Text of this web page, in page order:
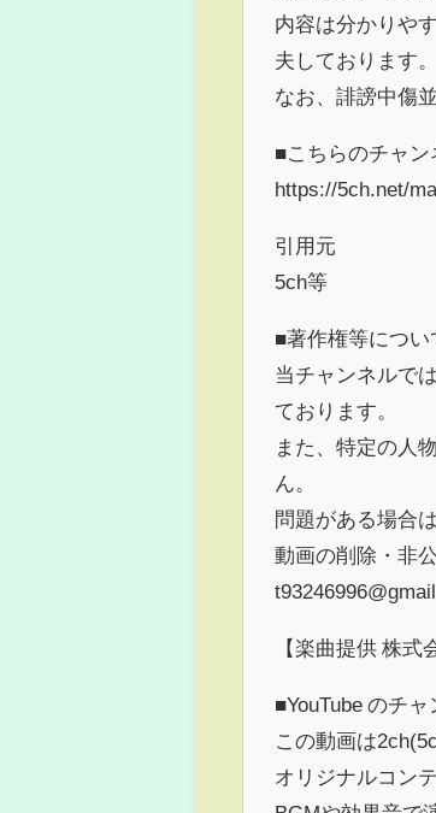
内容は分かりや
夫しております。
なお、誹謗中傷
■こちらのチャン
https://5ch.net/
引用元
5ch等
■著作権等につい
当チャンネルで
ております。
また、特定の人
ん。
問題がある場合
動画の削除・非
【楽曲提供 株式
■YouTube のチ
この動画は
オリジナルコン